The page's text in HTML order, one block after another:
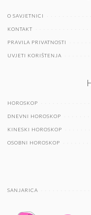
O SAVJETNICI
KONTAKT
PRAVILA PRIVATNOSTI
UVJETI KORIŠTENJA
HOROSKOP
DNEVNI HOROSKOP
KINESKI HOROSKOP
OSOBNI HOROSKOP
SANJARICA